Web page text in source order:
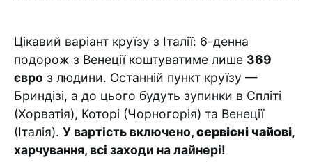
Цікавий варіант круїзу з Італії: 6-денна
подорож з Венеції коштуватиме лише 369
євро з людини. Останній пункт круїзу —
Бриндізі, а до цього будуть зупинки в Спліті
(Хорватія), Которі (Чорногорія) та Венеції
(Італія). У вартість включено,сервісні чайові,
харчування, всі заходи на лайнері!